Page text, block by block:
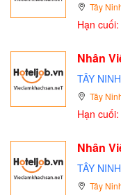
Tây
Hạn cuối:
Nhân
TÂY
Tây
Hạn cuối:
Nhân
TÂY
Tây